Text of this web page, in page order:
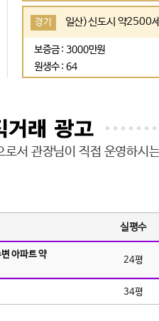
경기
보증금 : 3000만원
원생수 : 64
서 관장님이 직접 운영하시
실평수
아파트 약
24평
34평